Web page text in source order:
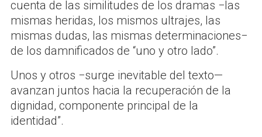
cuenta de las similitudes de los dramas −las
mismas heridas, los mismos ultrajes, las
mismas dudas, las mismas determinaciones−
de los damnificados de “uno y otro lado”.
Unos y otros −surge inevitable del texto—
avanzan juntos hacia la recuperación de la
dignidad, componente principal de la
identidad”.